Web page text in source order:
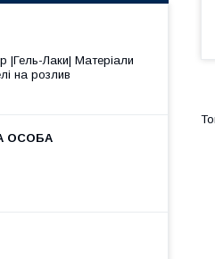
|Гель-Лаки| Матеріали
на розлив